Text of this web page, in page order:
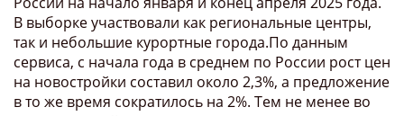
В выборке участвовали как региональные центры,
так и небольшие курортные города.По данным
сервиса, с начала года в среднем по России рост цен
на новостройки составил около 2,3%, а предложение
в то же время сократилось на 2%. Тем не менее во